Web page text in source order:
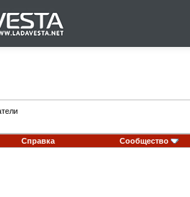
Справка Сообщество